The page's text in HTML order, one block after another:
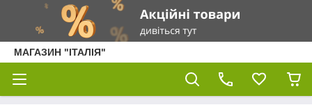
МАГАЗИН "ІТАЛІЯ"